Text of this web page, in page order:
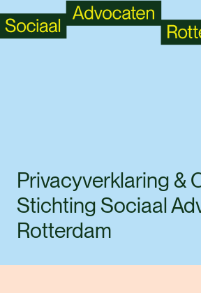
Privacyverklaring &
Stichting Sociaal
Rotterdam